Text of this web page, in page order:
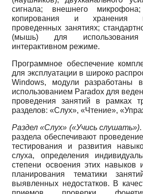
сигнала; внешнего
копирования и хранения
проведенных занятиях;
(мышь) для
интерактивном режиме.
Программное обеспечение
для эксплуатации в широко
Windows, модули разработаны
использованием Paradox для
проведения занятий в рамках
разделов: «Слух», «Чтение»,
Раздел «Слух» («Учись слушать»)
раздела обеспечивают
тестирования и развития
слуха, определения
степени освоения этих навыков
планирования тематики
выявленных недостатков. В